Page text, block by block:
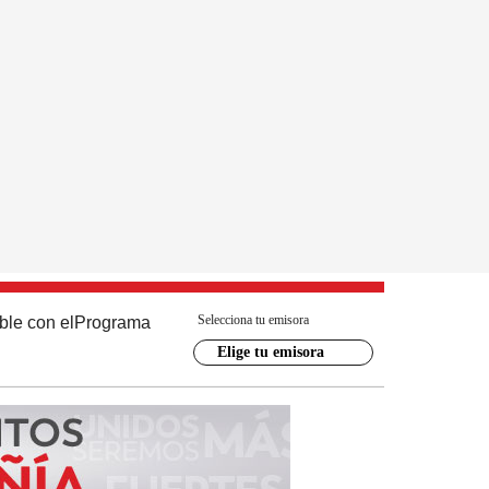
con el Programa Selecciona tu emisora
Elige tu emisora